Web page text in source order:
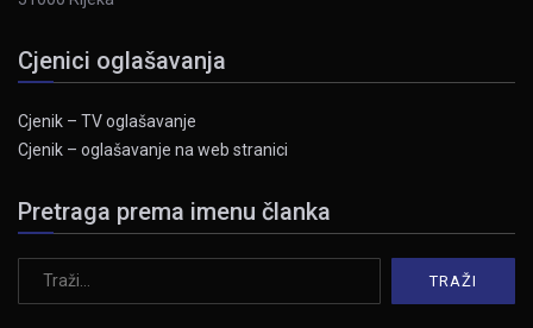
Cjenici oglašavanja
Cjenik – TV oglašavanje
Cjenik – oglašavanje na web stranici
Pretraga prema imenu članka